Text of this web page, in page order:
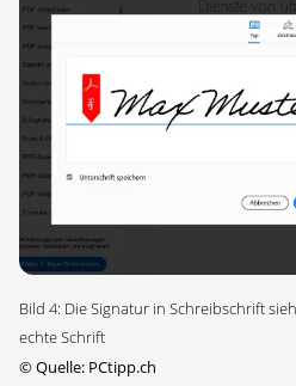
Bild 4: Die Signatur in Schreibschrift
echte Schrift
©Quelle: PCtipp.ch